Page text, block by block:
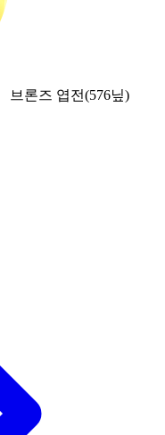
브론즈 엽전(576닢)